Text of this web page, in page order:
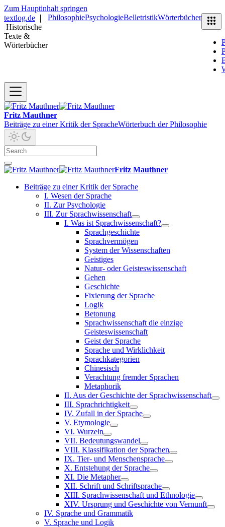
Zum Hauptinhalt springen
textlog.de
Historische
Texte &
Wörterbücher
PhilosophiePsychologieBelletristikWörterbücher
Fritz Mauthner
Beiträge zu einer Kritik der SpracheWörterbuch der Philosophie
Fritz Mauthner
Beiträge zu einer Kritik der Sprache
I. Wesen der Sprache
II. Zur Psychologie
III. Zur Sprachwissenschaft
I. Was ist Sprachwissenschaft?
Sprachgeschichte
Sprachvermögen
System der Wissenschaften
Geistiges
Natur- oder Geisteswissenschaft
Gehen
Geschichte
Fixierung der Sprache
Logik
Betonung
Sprachwissenschaft die einzige
Geisteswissenschaft
Geist der Sprache
Sprache und Wirklichkeit
Sprachkategorien
Chinesisch
Verachtung fremder Sprachen
Metaphorik
II. Aus der Geschichte der Sprachwissenschaft
III. Sprachrichtigkeit
IV. Zufall in der Sprache
V. Etymologie
VI. Wurzeln
VII. Bedeutungswandel
VIII. Klassifikation der Sprachen
IX. Tier- und Menschensprache
X. Entstehung der Sprache
XI. Die Metapher
XII. Schrift und Schriftsprache
XIII. Sprachwissenschaft und Ethnologie
XIV. Ursprung und Geschichte von Vernunft
IV. Sprache und Grammatik
V. Sprache und Logik